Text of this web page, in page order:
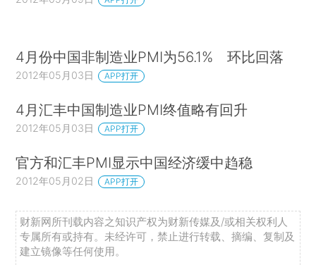
4月份中国非制造业PMI为56.1% 环比回落
2012年05月03日 APP打开
4月汇丰中国制造业PMI终值略有回升
2012年05月03日 APP打开
官方和汇丰PMI显示中国经济缓中趋稳
2012年05月02日 APP打开
财新网所刊载内容之知识产权为财新传媒及/或相关权利人
专属所有或持有。未经许可，禁止进行转载、摘编、复制及
建立镜像等任何使用。